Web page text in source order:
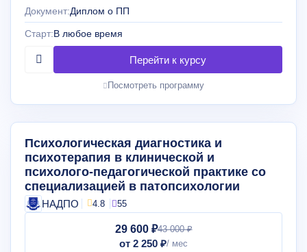
Документ:Диплом о ПП
Старт:В любое время
Посмотреть программу
Психологическая диагностика и
психотерапия в клинической и
психолого-педагогической практике со
специализацией в патопсихологии
НАДПО 4.8 55
29 600 ₽43 000 ₽
от 2 250 ₽